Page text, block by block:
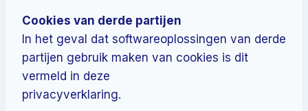
Cookies van derde partijen
In het geval dat softwareoplossingen van derde
partijen gebruik maken van cookies is dit
vermeld in deze
privacyverklaring.